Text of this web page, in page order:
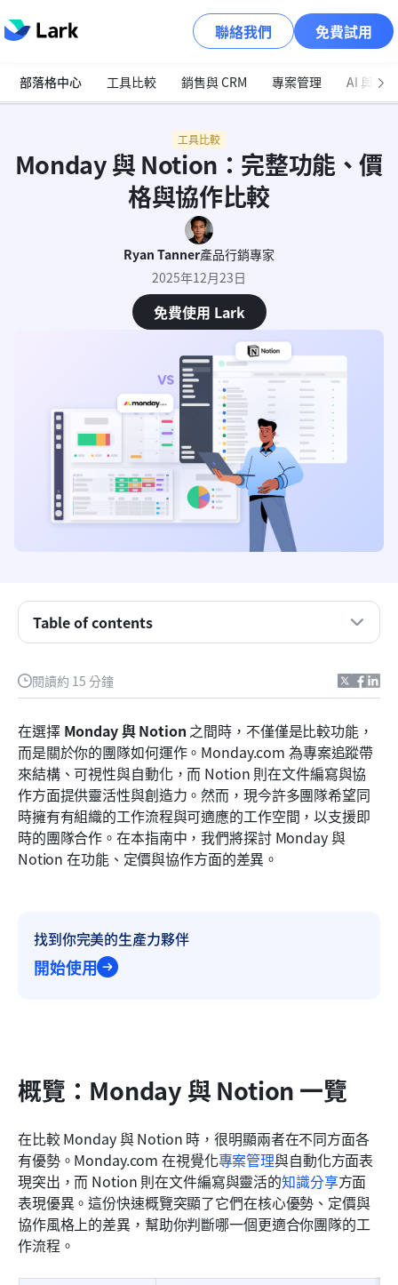
聯絡我們 免費試用
部落格中心 工具比較 銷售與 CRM 專案管理 AI 與自
工具比較
Monday 與 Notion：完整功能、價
格與協作比較
Ryan Tanner產品行銷專家
2025年12月23日
免費使用 Lark
閱讀約 15 分鐘
在選擇 Monday 與 Notion 之間時，不僅僅是比較功能，
而是關於你的團隊如何運作。Monday.com 為專案追蹤帶
來結構、可視性與自動化，而 Notion 則在文件編寫與協
作方面提供靈活性與創造力。然而，現今許多團隊希望同
時擁有有組織的工作流程與可適應的工作空間，以支援即
時的團隊合作。在本指南中，我們將探討 Monday 與
Notion 在功能、定價與協作方面的差異。
找到你完美的生產力夥伴
開始使用
概覽：Monday 與 Notion 一覽
在比較 Monday 與 Notion 時，很明顯兩者在不同方面各
有優勢。Monday.com 在視覺化專案管理與自動化方面表
現突出，而 Notion 則在文件編寫與靈活的知識分享方面
表現優異。這份快速概覽突顯了它們在核心優勢、定價與
協作風格上的差異，幫助你判斷哪一個更適合你團隊的工
作流程。
Table of contents
概覽：Monday 與 Notion 一覽
什麼是 Monday.com？
什麼是 Notion？
Monday 與 Notion 功能比較
價格彈性：Monday 與 Notion
認識 Lark：團隊合作、資料與自動化的匯聚之處
為您的團隊工作流程選擇合適的平台
結論